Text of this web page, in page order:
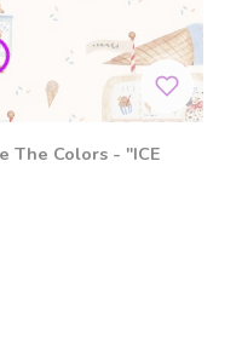
The Colors - "ICE